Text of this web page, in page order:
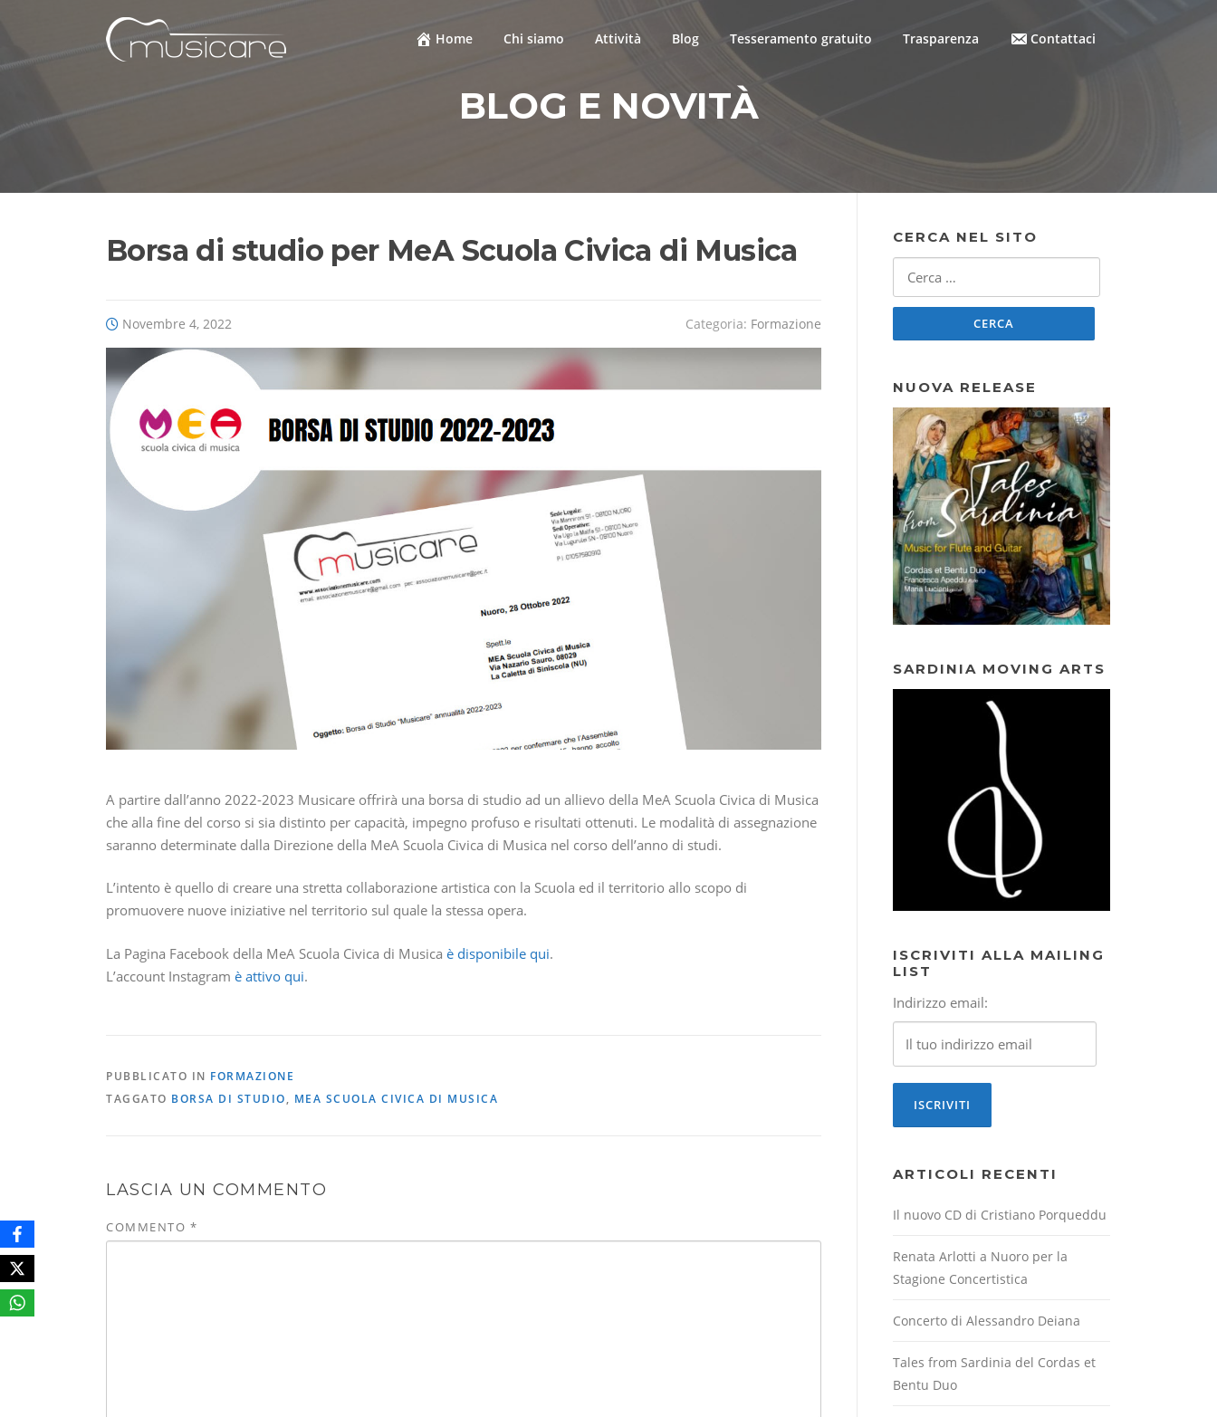
contenuto
Home Chi siamo Attività Blog Tesseramento gratuito Trasparenza Contattaci
BLOG E NOVITÀ
Borsa di studio per MeA Scuola Civica di Musica
Novembre 4, 2022 Categoria: Formazione
A partire dall’anno 2022-2023 Musicare offrirà una borsa di studio ad un allievo della MeA Scuola Civica di Musica
che alla fine del corso si sia distinto per capacità, impegno profuso e risultati ottenuti. Le modalità di assegnazione
saranno determinate dalla Direzione della MeA Scuola Civica di Musica nel corso dell’anno di studi.
L’intento è quello di creare una stretta collaborazione artistica con la Scuola ed il territorio allo scopo di
promuovere nuove iniziative nel territorio sul quale la stessa opera.
La Pagina Facebook della MeA Scuola Civica di Musica è disponibile qui.
L’account Instagram è attivo qui.
PUBBLICATO IN FORMAZIONE
TAGGATO BORSA DI STUDIO, MEA SCUOLA CIVICA DI MUSICA
LASCIA UN COMMENTO
COMMENTO *
CERCA NEL SITO
NUOVA RELEASE
SARDINIA MOVING ARTS
ISCRIVITI ALLA MAILING
LIST
Indirizzo email:
ARTICOLI RECENTI
Il nuovo CD di Cristiano Porqueddu
Renata Arlotti a Nuoro per la
Stagione Concertistica
Concerto di Alessandro Deiana
Tales from Sardinia del Cordas et
Bentu Duo